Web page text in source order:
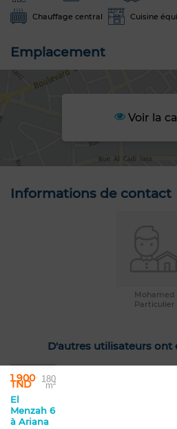
Chauffage central Cuisine
Emplacement
Voir la
Informations de contact
Mohamed
Particulier
D'autres utilisateurs ont
1 900
TND 180
m²
El
Menzah 6
à Ariana